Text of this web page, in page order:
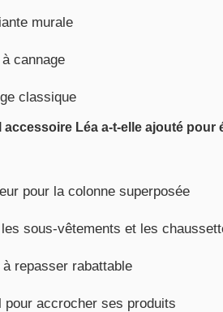
murale
cannage
classique
accessoire Léa a-t-elle ajouté
pour la colonne superposée
sous-vêtements et les
à repasser rabattable
pour accrocher ses produits